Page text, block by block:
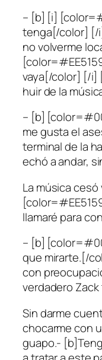
– [b] [i]
tenga[/color] [/
no volverme
vaya[/color] [/i]
huir de la
– [b]
me gusta el
terminal de la
echó a andar,
La música
llamaré para
– [b]
que mirarte.[/
con
verdadero
Sin darme
chocarme con
guapo.-